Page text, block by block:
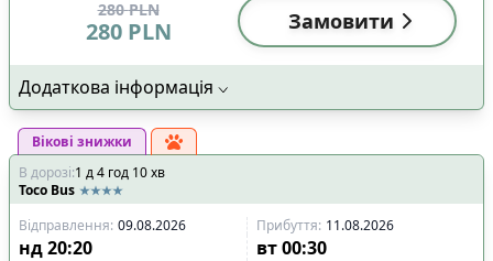
280 PLN
280 PLN Замовити
Додаткова інформація
Вікові знижки
В дорозі:1 д4 год 10хв
Toco Bus
Відправлення: 09.08.2026 Прибуття: 11.08.2026
нд20:20 вт 00:30